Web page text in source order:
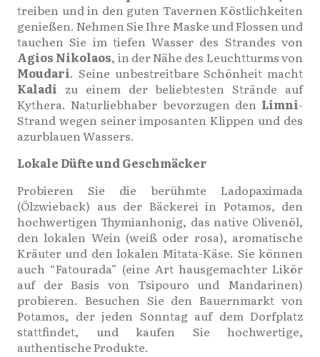
treiben und in den guten Tavernen Köstlichkeiten
genießen. Nehmen Sie Ihre Maske und Flossen und
tauchen Sie im tiefen Wasser des Strandes von
Agios Nikolaos, in der Nähe des Leuchtturms von
Moudari. Seine unbestreitbare Schönheit macht
Kaladi zu einem der beliebtesten Strände auf
Kythera. Naturliebhaber bevorzugen den Limni-
Strand wegen seiner imposanten Klippen und des
azurblauen Wassers.
Lokale Düfte und Geschmäcker
Probieren Sie die berühmte Ladopaximada
(Ölzwieback) aus der Bäckerei in Potamos, den
hochwertigen Thymianhonig, das native Olivenöl,
den lokalen Wein (weiß oder rosa), aromatische
Kräuter und den lokalen Mitata-Käse. Sie können
auch “Fatourada” (eine Art hausgemachter Likör
auf der Basis von Tsipouro und Mandarinen)
probieren. Besuchen Sie den Bauernmarkt von
Potamos, der jeden Sonntag auf dem Dorfplatz
stattfindet, und kaufen Sie hochwertige,
authentische Produkte.